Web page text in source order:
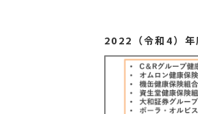
2022（令和4）年